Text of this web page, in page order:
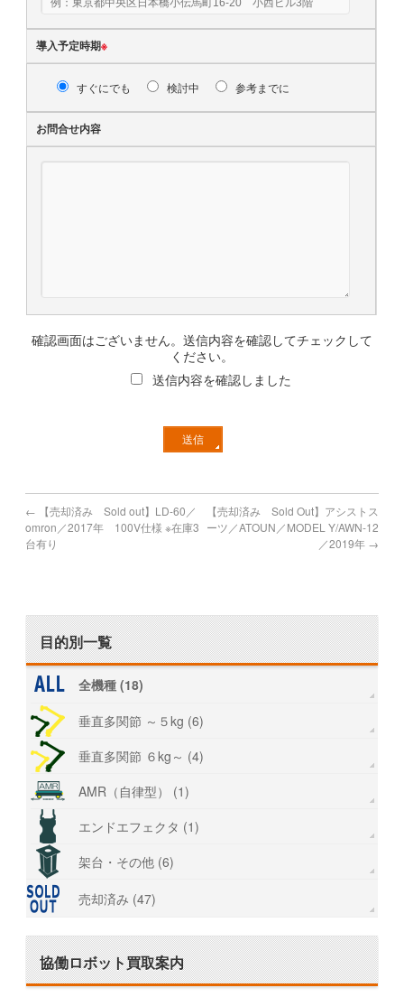
導入予定時期※
すぐにでも 検討中 参考までに
お問合せ内容
確認画面はございません。送信内容を確認してチェックして
ください。
送信内容を確認しました
← 【売却済み Sold out】LD-60／
omron／2017年 100V仕様 ※在庫3
台有り
【売却済み Sold Out】アシストス
ーツ／ATOUN／MODEL Y/AWN-12
／2019年 →
目的別一覧
全機種 (18)
垂直多関節 ～５kg (6)
垂直多関節 ６kg～ (4)
AMR（自律型） (1)
エンドエフェクタ (1)
架台・その他 (6)
売却済み (47)
協働ロボット買取案内